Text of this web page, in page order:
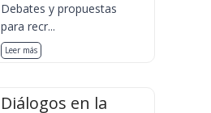
Debates y propuestas
para recr...
Leer más
Diálogos en la